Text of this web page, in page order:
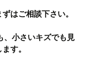
はご相談下さい。
、小さいキズでも見
す。